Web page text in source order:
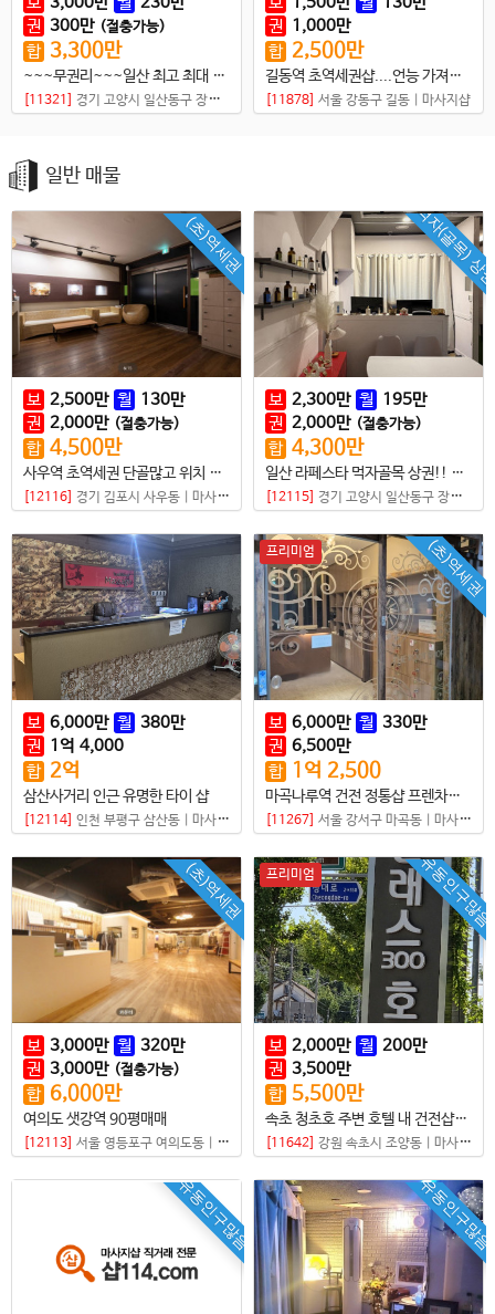
권 300만 (절충가능)
합 3,300만
~~~무권리~~~일산 최고 최대 라페스타 상권
[11321] 경기 고양시 일산동구 장항동 마사지샵
권 1,000만
합 2,500만
길동역 초역세권샵....언능 가져가세요...
[11878] 서울 강동구 길동 마사지샵
일반 매물
(초)역세권
보 2,500만 월 130만
권 2,000만 (절충가능)
합 4,500만
사우역 초역세권 단골많고 위치 좋은샵
[12116] 경기 김포시 사우동 마사지샵
먹자(골목)
보 2,300만 월 195만
권 2,000만 (절충가능)
합 4,300만
일산 라페스타 먹자골목 상권!! 몸만 오셔도 바로 일 가능한 스웨디시샵
[12115] 경기 고양시 일산동구 장항동
보 6,000만 월 380만
권 1 억 4,000
합 2억
삼산사거리 인근 유명한 타이 샵
[12114] 인천 부평구 삼산동 마사지샵
(초)역세권
프리미엄
보 6,000만 월 330만
권 6,500만
합 1 억 2,500
마곡나루역 건전 정통샵 프렌차이즈점
[11267] 서울 강서구 마곡동 마사지샵
(초)역세권
보 3,000만 월 320만
권 3,000만 (절충가능)
합 6,000만
여의도 샛강역 90평매매
[12113] 서울 영등포구 여의도동 마사지샵
유동인구많음
프리미엄
보 2,000만 월 200만
권 3,500만
합 5,500만
속초 청초호 주변 호텔 내 건전샵매매
[11642] 강원 속초시 조양동 마사지샵
유동인구많음 유동인구많음